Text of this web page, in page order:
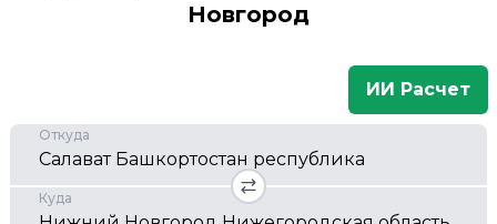
Новгород
ИИ Расчет
Откуда
Куда